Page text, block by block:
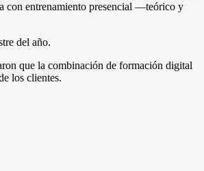
con entrenamiento presencial —teórico y
del año.
que la combinación de formación digital
los clientes.